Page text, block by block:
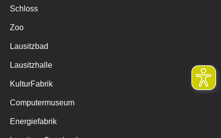
Schloss
Zoo
Lausitzbad
Lausitzhalle
KulturFabrik
Computermuseum
Energiefabrik